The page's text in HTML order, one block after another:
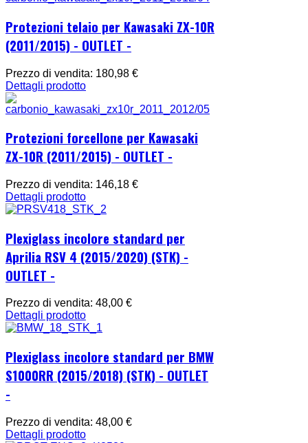
Protezioni telaio per Kawasaki ZX-10R
(2011/2015) - OUTLET -
Prezzo di vendita: 180,98 €
Dettagli prodotto
Protezioni forcellone per Kawasaki
ZX-10R (2011/2015) - OUTLET -
Prezzo di vendita: 146,18 €
Dettagli prodotto
Plexiglass incolore standard per
Aprilia RSV 4 (2015/2020) (STK) -
OUTLET -
Prezzo di vendita: 48,00 €
Dettagli prodotto
Plexiglass incolore standard per BMW
S1000RR (2015/2018) (STK) - OUTLET
-
Prezzo di vendita: 48,00 €
Dettagli prodotto